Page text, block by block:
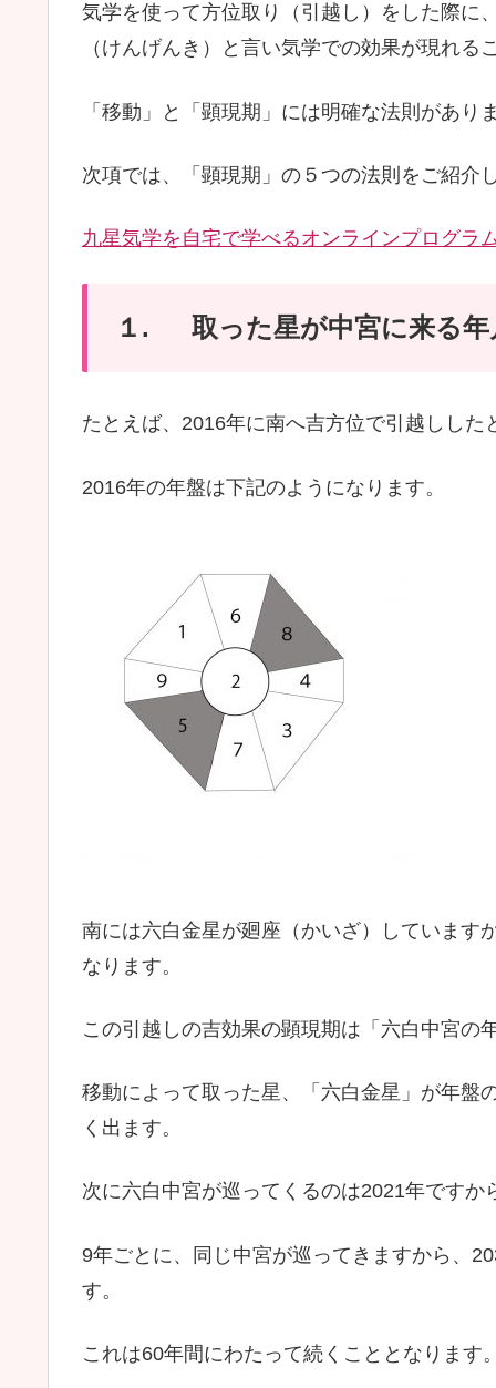
気学を使って方位取り（引越し）をした際に
（けんげんき）と言い気学での効果が現れ
「移動」と「顕現期」には明確な法則があり
次項では、「顕現期」の５つの法則をご紹介
九星気学を自宅で学べるオンラインプログラ
１. 取った星が中宮に来る年
たとえば、2016年に南へ吉方位で引越しした
2016年の年盤は下記のようになります。
南には六白金星が廻座（かいざ）しています
なります。
この引越しの吉効果の顕現期は「六白中宮の
移動によって取った星、「六白金星」が年盤
く出ます。
次に六白中宮が巡ってくるのは2021年です
9年ごとに、同じ中宮が巡ってきますから、
す。
これは60年間にわたって続くこととなります